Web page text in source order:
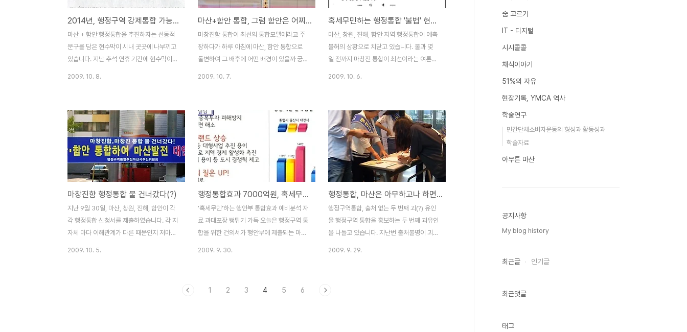
함안 지역의 농업과 농민들의 삶은 어떤 변화
가 있을 것 갔습니까?" ▲ 최근 행정통합 마
산 준비위에서 나온 전단, 통합 이후 농민, 농
업 문제에 대한 전망은 전혀 없습니다. 함안
지역 사정도 ..
해서 소개하는 영상물을 내 보내는 것이 옳은
일인지 의문스럽기도 합니다. 황시장은 마창
진 통합이 최선, 마산시 홍보 전광판은 마산
+ 함안 통합 홍보 더군다나, 황철곤 마산시장
께서는 지난 7일 ..
그런데, 이번 행정구역 통합과 관련한 글을
지속적으로 쓰면서 지역 신문을 꼼꼼히 살펴
보니 아무래도 이건 아닌데 하는 생각이 들었
습니다. 제가 쓴 글은 주로 경남신문과 경남
도민일보 보도를 살펴 본 것 입니..
2014년, 행정구역 강제통합 가능할까?
마산 + 함안 행정통합을 추진하자는 선동적
문구를 담은 현수막이 시내 곳곳에 나부끼고
있습니다. 지난 추석 연휴 기간에 현수막이
은 행정통합이 마산 + 함안으로 끝나는 것이
아니라 2014년에 전국 지방행정구역 강제
통합이 추진될 때, 창원 + 진해와 2단계 통합
을 할 수 있다고 '선동'하고 있습니다. 지금 자
율통합을 하지 않으면 2014년에 강제통합
이 될 것이기 때문에 마산 + 함안 통합이라도
하자는 주장이지요. 2009/10/07 - [세상읽
기] - 마산+함안 통합, 그럼 함안은 어찌되
나? 2009/10/06 - [세상읽기] - 혹세..
2009. 10. 8.
마산+함안 통합, 그럼 함안은 어찌되나?
마창진함 통합이 최선의 통합모델에라고 주
장하다가 하루 아침에 마산, 함안 통합으로
돌변하여 그 배후에 어떤 배경이 있을까 궁금
지 않고, 새로운 불법 현수막이 내 걸렸습니
다. 제가 알기로는 마산보다 함안이 기업 숫
자가 더 많습니다. 과연, 마산 + 함안 통합이
이루어지면 어떤 변화가 일어나게 될까요?
그런데, 여기, 저기 언론 보도를 살펴봐도 마
산, 함안 통합이 이루어지면 두 지역이 각각
어떻게 변화하게 되는지 알려주는 정보는 별
로 없습니다. 신문을 통해 확인할 수 있는 정
보는 인구 47만, 면적 747㎢, 재정규모 1
조 2천 억원으로 ..
2009. 10. 7.
혹세무민하는 행정통합 '불법' 현수막
마산, 창원, 진해, 함안 지역 행정통합이 예측
불허의 상황으로 치닫고 있습니다. 불과 몇
일 전까지 마창진 통합이 최선이라는 여론조
행정 통합을 추진하였는데, 다음 날 갑자기
민간단체가 "마산, 함안 통합만이 유일한 대
안이다" 주장으로 급선회하였습니다. 지난 9
월에는 마산, 창원, 진해, 함안을 통합하는 것
이 가장 좋다는 내용을 담은 출처불명의 괴유
인물이 마구 뿌려지더니, 이번에는 마산시민
들을 '혹세무민'하는 불법 현수막이 시내 곳
곳에 내 걸렸습니다. 바로 엊그제까지 시민들
에게 마산, 창원, 진해, 함안이 통합하는 것이
가장 좋다고, ..
2009. 10. 6.
마창진함 행정통합 물 건너갔다(?)
지난 9월 30일, 마산, 창원, 진해, 함안이 각
각 행정통합 신청서를 제출하였습니다. 각 지
자체 마다 이해관계가 다른 때문인지 저마다
2009. 10. 5.
행정통합효과 7000억원, 혹세무민하는 과대포장 뻥튀기
'혹세무민'하는 행안부 통합효과 예비분석 자
료 과대포장 뻥튀기 가득 오늘은 행정구역 통
합을 위한 건의서가 행안부에 제출되는 마감
과에 대하여 한 번 살펴보겠습니다. 제가 보
2009. 9. 30.
행정통합, 마산은 아무하고나 하면 된다(?)
행정구역통합, 출처 없는 두 번째 괴(?) 유인
물 행정구역 통합을 홍보하는 두 번째 괴유인
물 나돌고 있습니다. 지난번 출처불명이 괴
2009. 9. 29.
1 2 3 4 5 6
숨 고르기
IT - 디지털
시시콜콜
채식이야기
51%의 자유
현장기록, YMCA 역사
학술연구
민간단체소비자운동의 형성과 활동성과
학술자료
아무튼 마산
공지사항
My blog history
최근글 인기글
최근댓글
태그